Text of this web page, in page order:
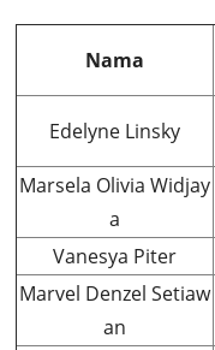
Nama
Edelyne Linsky
Marsela Olivia Widjay
a
Vanesya Piter
Marvel Denzel Setiaw
an